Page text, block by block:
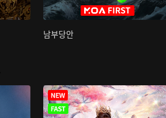
남부당안